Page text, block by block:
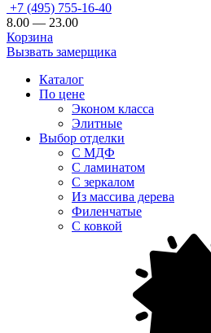
+7 (495) 755-16-40
8.00 — 23.00
Корзина
Вызвать замерщика
Каталог
По цене
Эконом класса
Элитные
Выбор отделки
С МДФ
С ламинатом
С зеркалом
Из массива дерева
Филенчатые
С ковкой